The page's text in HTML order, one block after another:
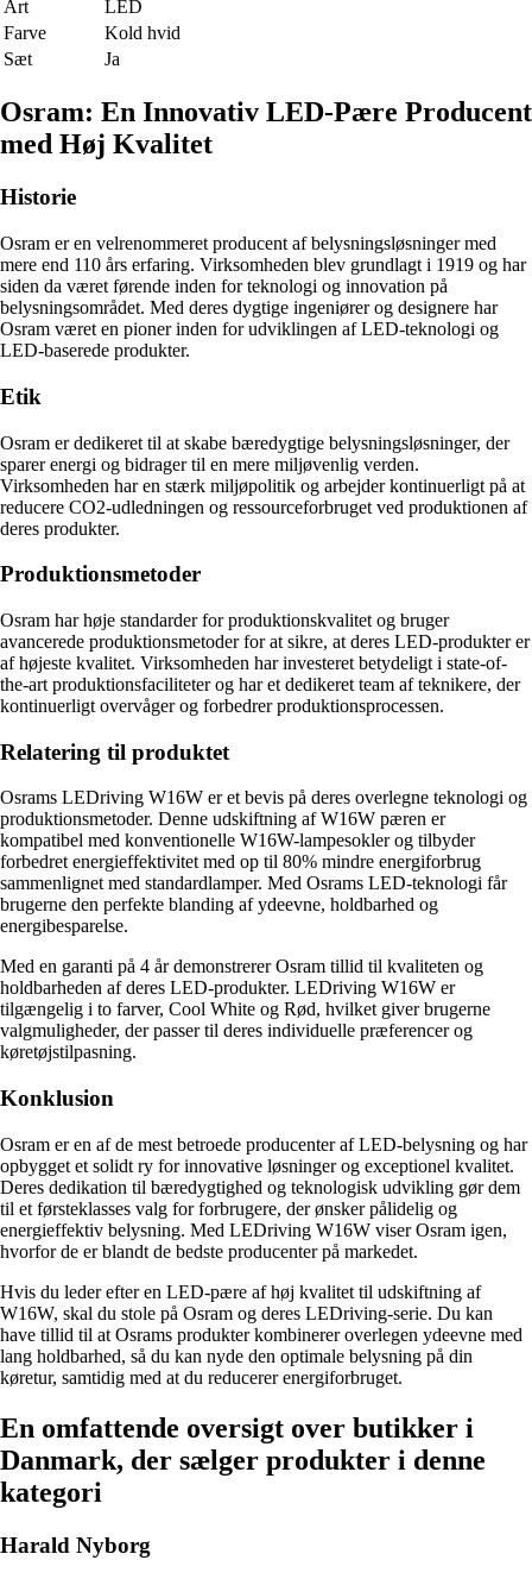
Art
LED
Farve
Kold hvid
Sæt
Ja
Osram: En Innovativ LED-Pære Producent
med Høj Kvalitet
Historie
Osram er en velrenommeret producent af belysningsløsninger med
mere end 110 års erfaring. Virksomheden blev grundlagt i 1919 og har
siden da været førende inden for teknologi og innovation på
belysningsområdet. Med deres dygtige ingeniører og designere har
Osram været en pioner inden for udviklingen af LED-teknologi og
LED-baserede produkter.
Etik
Osram er dedikeret til at skabe bæredygtige belysningsløsninger, der
sparer energi og bidrager til en mere miljøvenlig verden.
Virksomheden har en stærk miljøpolitik og arbejder kontinuerligt på at
reducere CO2-udledningen og ressourceforbruget ved produktionen af
deres produkter.
Produktionsmetoder
Osram har høje standarder for produktionskvalitet og bruger
avancerede produktionsmetoder for at sikre, at deres LED-produkter er
af højeste kvalitet. Virksomheden har investeret betydeligt i state-of-
the-art produktionsfaciliteter og har et dedikeret team af teknikere, der
kontinuerligt overvåger og forbedrer produktionsprocessen.
Relatering til produktet
Osrams LEDriving W16W er et bevis på deres overlegne teknologi og
produktionsmetoder. Denne udskiftning af W16W pæren er
kompatibel med konventionelle W16W-lampesokler og tilbyder
forbedret energieffektivitet med op til 80% mindre energiforbrug
sammenlignet med standardlamper. Med Osrams LED-teknologi får
brugerne den perfekte blanding af ydeevne, holdbarhed og
energibesparelse.
Med en garanti på 4 år demonstrerer Osram tillid til kvaliteten og
holdbarheden af deres LED-produkter. LEDriving W16W er
tilgængelig i to farver, Cool White og Rød, hvilket giver brugerne
valgmuligheder, der passer til deres individuelle præferencer og
køretøjstilpasning.
Konklusion
Osram er en af de mest betroede producenter af LED-belysning og har
opbygget et solidt ry for innovative løsninger og exceptionel kvalitet.
Deres dedikation til bæredygtighed og teknologisk udvikling gør dem
til et førsteklasses valg for forbrugere, der ønsker pålidelig og
energieffektiv belysning. Med LEDriving W16W viser Osram igen,
hvorfor de er blandt de bedste producenter på markedet.
Hvis du leder efter en LED-pære af høj kvalitet til udskiftning af
W16W, skal du stole på Osram og deres LEDriving-serie. Du kan
have tillid til at Osrams produkter kombinerer overlegen ydeevne med
lang holdbarhed, så du kan nyde den optimale belysning på din
køretur, samtidig med at du reducerer energiforbruget.
En omfattende oversigt over butikker i
Danmark, der sælger produkter i denne
kategori
Harald Nyborg